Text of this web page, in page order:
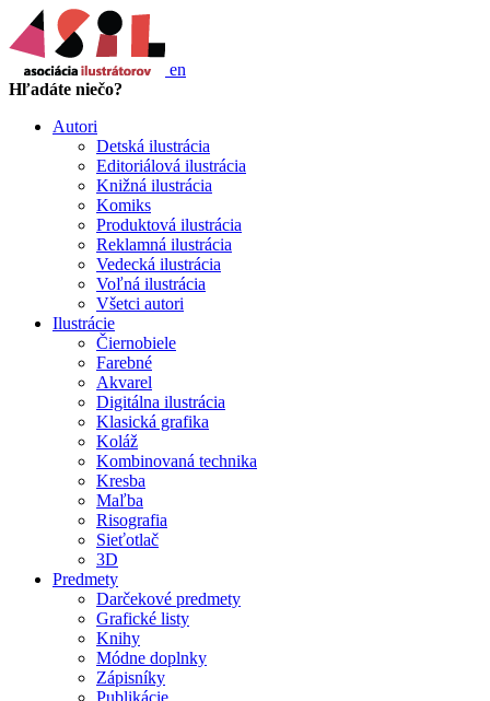
en
Hľadáte niečo?
Autori
Detská ilustrácia
Editoriálová ilustrácia
Knižná ilustrácia
Komiks
Produktová ilustrácia
Reklamná ilustrácia
Vedecká ilustrácia
Voľná ilustrácia
Všetci autori
Ilustrácie
Čiernobiele
Farebné
Akvarel
Digitálna ilustrácia
Klasická grafika
Koláž
Kombinovaná technika
Kresba
Maľba
Risografia
Sieťotlač
3D
Predmety
Darčekové predmety
Grafické listy
Knihy
Módne doplnky
Zápisníky
Publikácie